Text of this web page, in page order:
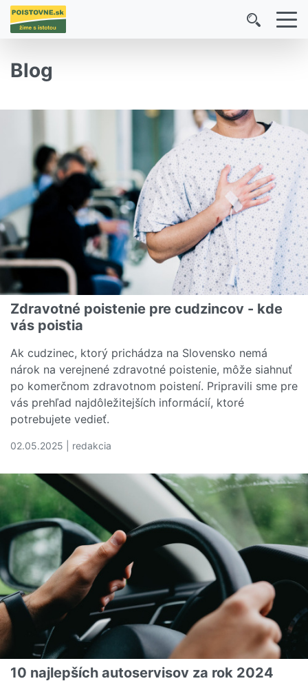
Blog
Zdravotné poistenie pre cudzincov - kde
vás poistia
Ak cudzinec, ktorý prichádza na Slovensko nemá
nárok na verejnené zdravotné poistenie, môže siahnuť
po komerčnom zdravotnom poistení. Pripravili sme pre
vás prehľad najdôležitejších informácií, ktoré
potrebujete vedieť.
02.05.2025 | redakcia
10 najlepších autoservisov za rok 2024